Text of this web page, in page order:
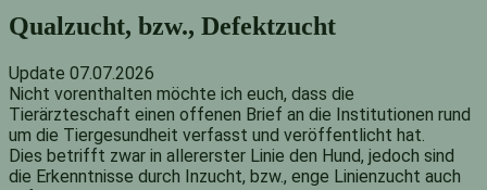
Qualzucht, bzw., Defektzucht
Update 07.07.2026
Nicht vorenthalten möchte ich euch, dass die
Tierärzteschaft einen offenen Brief an die Institutionen rund
um die Tiergesundheit verfasst und veröffentlicht hat.
Dies betrifft zwar in allererster Linie den Hund, jedoch sind
die Erkenntnisse durch Inzucht, bzw., enge Linienzucht auch